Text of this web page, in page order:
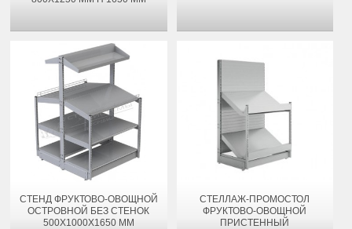
СТЕНД ФРУКТОВО-ОВОЩНОЙ
ОСТРОВНОЙ БЕЗ СТЕНОК
500Х1000Х1650 ММ
СТЕЛЛАЖ-ПРОМОСТОЛ
ФРУКТОВО-ОВОЩНОЙ
ПРИСТЕННЫЙ